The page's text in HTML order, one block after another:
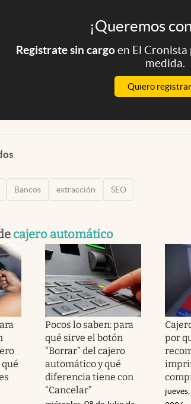
¡Queremos
Registrate sin cargoen El Cronista
medida.
Quiero
Bancos extracción SEO
cajero automático
Pocos lo saben: para
qué sirve el botón
“Borrar” del cajero
automático y qué
diferencia tiene con
“Cancelar”
por